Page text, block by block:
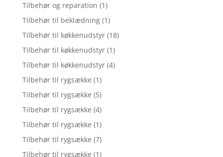
Tilbehør og reparation (1)
Tilbehør til beklædning (1)
Tilbehør til køkkenudstyr (18)
Tilbehør til køkkenudstyr (1)
Tilbehør til køkkenudstyr (4)
Tilbehør til rygsække (1)
Tilbehør til rygsække (5)
Tilbehør til rygsække (4)
Tilbehør til rygsække (1)
Tilbehør til rygsække (7)
Tilbehør til rygsække (1)